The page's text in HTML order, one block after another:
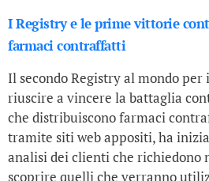
I Registry e le prime vittorie
farmaci contraffatti
Il secondo Registry al mondo
riuscire a vincere la battaglia
che distribuiscono farmaci
tramite siti web appositi, ha
analisi dei clienti che richiedono
scoprire quelli che verranno